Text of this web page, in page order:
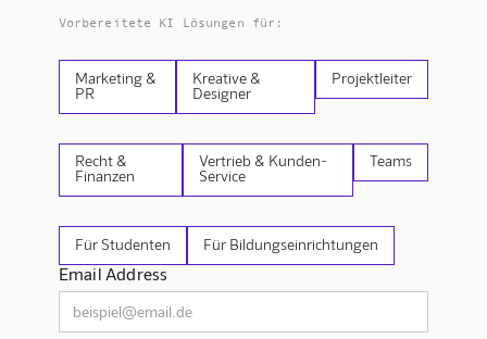
Vorbereitete KI Lösungen für:
Marketing &
PR
Kreative &
Designer
Projektleiter
Recht &
Finanzen
Vertrieb & Kunden-
Service
Teams
Für Studenten Für Bildungseinrichtungen
Email Address